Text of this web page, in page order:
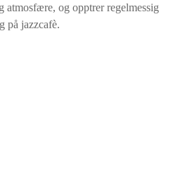
atmosfære, og opptrer regelmessig
på jazzcafè.